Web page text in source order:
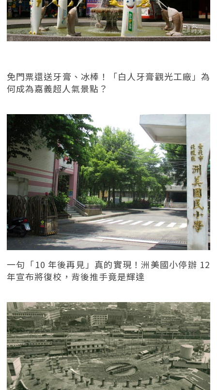
免門票還送牙膏、冰棒！「白人牙膏觀光工廠」為
何成為嘉義超人氣景點？
一句「10 年後再見」真的實現！洲美國小停辦 12
年宣布將復校，背後推手竟是輝達